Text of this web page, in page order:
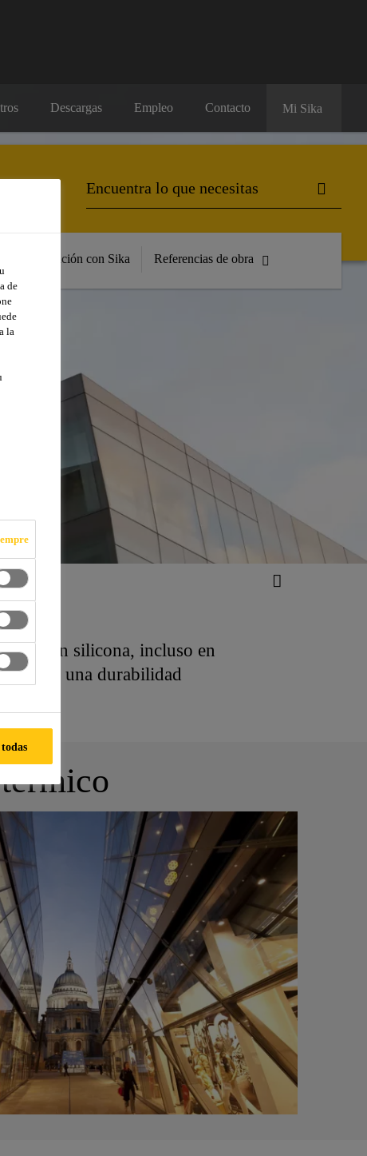
Descargas Empleo Contacto Mi Sika
Formación con Sika Referencias de obra
con silicona, incluso en
con una durabilidad
de
la